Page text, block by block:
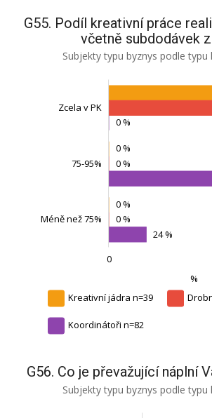
G55. Podíl kreativní práce
včetně subdodávek
Subjekty typu byznys podle typu
0 %
0 %
0 %
0 %
0 %
24 %
Méně než 75%
Zcela v PK
75-95%
Méně než 75%
-100
-50
0
300
200
150
%
Kreativní jádra n=39
Koordinátoři n=82
G56. Co je převažující náplní
Subjekty typu byznys podle typu